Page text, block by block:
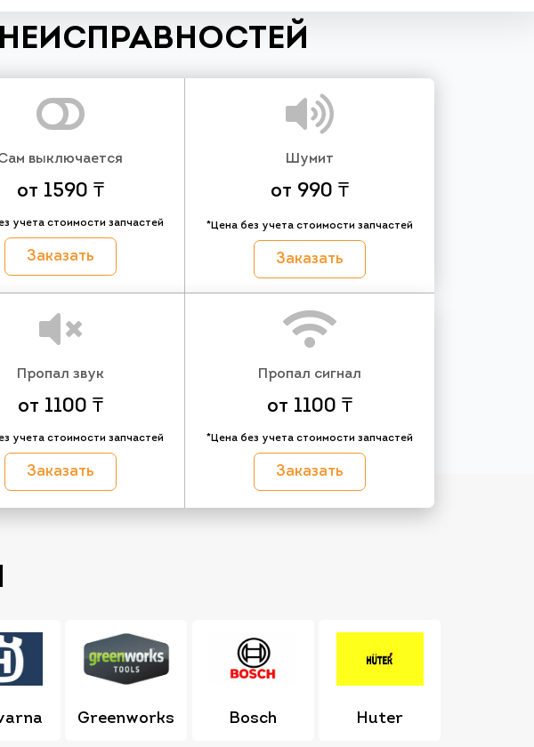
выключается
от 1590 ₸
учета стоимости запчастей
Заказать
Шумит
от 990 ₸
*Цена без учета стоимости запчастей
Заказать
Пропал звук
от 1100 ₸
учета стоимости запчастей
Заказать
Пропал сигнал
от 1100 ₸
*Цена без учета стоимости запчастей
Заказать
Greenworks Bosch Huter